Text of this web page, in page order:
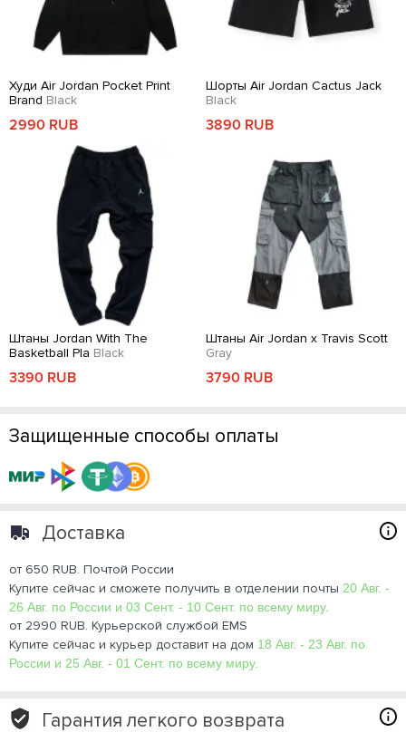
Худи Air Jordan Pocket Print
Brand Black
2990 RUB
Шорты Air Jordan Cactus Jack
Black
3890 RUB
Штаны Jordan With The
Basketball Pla Black
3390 RUB
Штаны Air Jordan x Travis Scott
Gray
3790 RUB
Защищенные способы оплаты
Доставка
от 650 RUB. Почтой России
Купите сейчас и сможете получить в отделении почты 20 Авг. -
26 Авг. по России и 03 Сент. - 10 Сент. по всему миру.
от 2990 RUB. Курьерской службой EMS
Купите сейчас и курьер доставит на дом 18 Авг. - 23 Авг. по
России и 25 Авг. - 01 Сент. по всему миру.
Гарантия легкого возврата